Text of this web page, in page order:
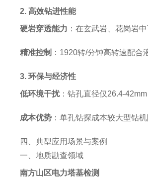
2. 高效钻进性能
硬岩穿透能力 ：在玄武岩、花岗岩
精准控制 ：1920转/分钟高转速配合
3. 环保与经济性
低环境干扰：钻孔直径仅26.4-
成本优势 ：单孔钻探成本较大型钻
四、典型应用场景与案例
一、地质勘查领域
南方山区电力塔基检测